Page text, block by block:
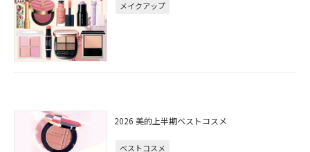
メイクアップ
2026 美的上半期ベストコスメ
ベストコスメ